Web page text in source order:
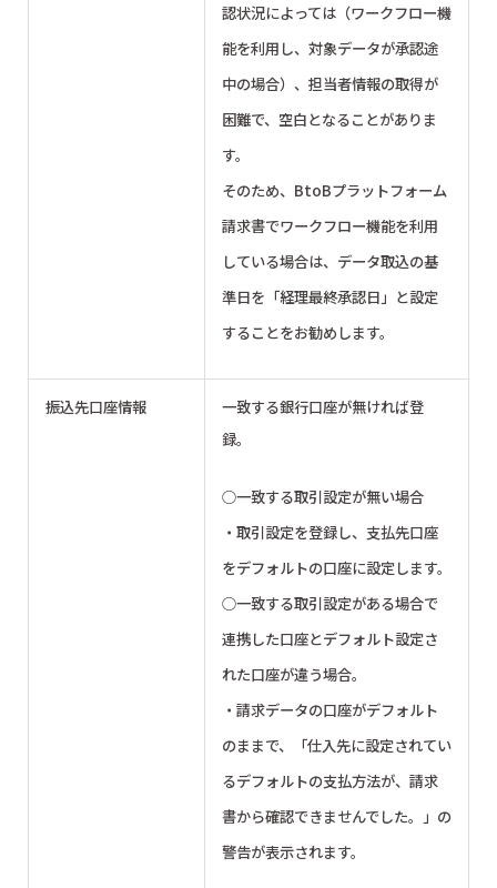
認状況によっては（ワークフロー機
能を利用し、対象データが承認途
中の場合）、担当者情報の取得が
困難で、空白となることがありま
す。
そのため、BtoBプラットフォーム
請求書でワークフロー機能を利用
している場合は、データ取込の基
準日を「経理最終承認日」と設定
することをお勧めします。
振込先口座情報
一致する銀行口座が無ければ登
録。
○一致する取引設定が無い場合
・取引設定を登録し、支払先口座
をデフォルトの口座に設定します。
○一致する取引設定がある場合で
連携した口座とデフォルト設定さ
れた口座が違う場合。
・請求データの口座がデフォルト
のままで、「仕入先に設定されてい
るデフォルトの支払方法が、請求
書から確認できませんでした。」の
警告が表示されます。